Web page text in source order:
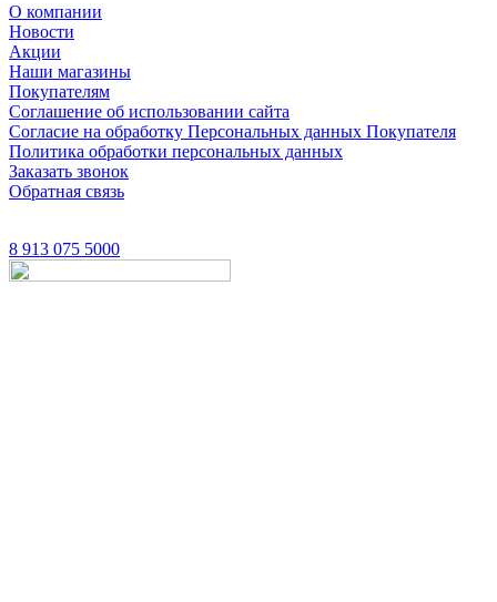
О компании
Новости
Акции
Наши магазины
Покупателям
Соглашение об использовании сайта
Согласие на обработку Персональных данных Покупателя
Политика обработки персональных данных
Заказать звонок
Обратная связь
8 913 075 5000